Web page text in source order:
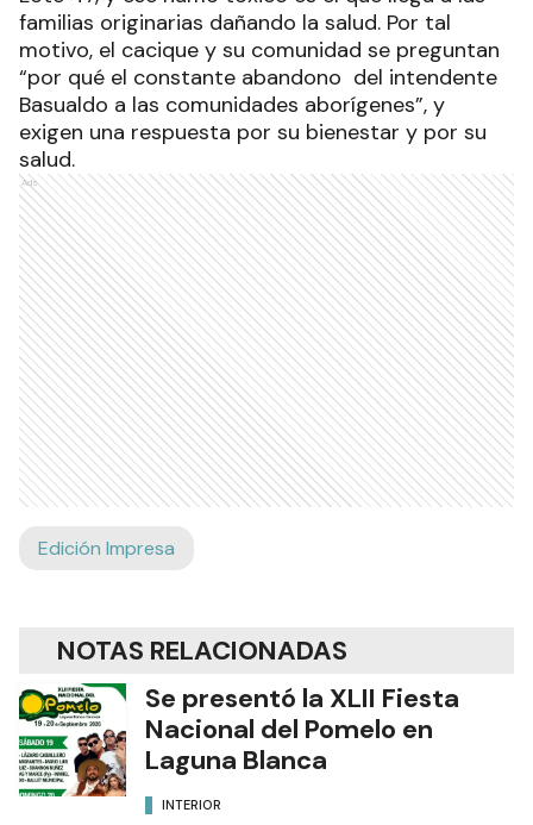
familias originarias dañando la salud. Por tal
motivo, el cacique y su comunidad se preguntan
“por qué el constante abandono del intendente
Basualdo a las comunidades aborígenes”, y
exigen una respuesta por su bienestar y por su
salud.
Ads
Edición Impresa
NOTAS RELACIONADAS
Se presentó la XLII Fiesta
Nacional del Pomelo en
Laguna Blanca
INTERIOR